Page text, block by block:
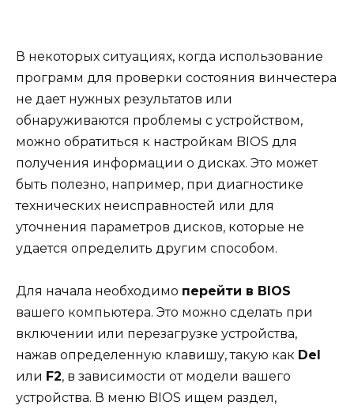
В некоторых ситуациях, когда использование
программ для проверки состояния винчестера
не дает нужных результатов или
обнаруживаются проблемы с устройством,
можно обратиться к настройкам BIOS для
получения информации о дисках. Это может
быть полезно, например, при диагностике
технических неисправностей или для
уточнения параметров дисков, которые не
удается определить другим способом.
Для начала необходимо перейти в BIOS
вашего компьютера. Это можно сделать при
включении или перезагрузке устройства,
нажав определенную клавишу, такую как Del
или F2, в зависимости от модели вашего
устройства. В меню BIOS ищем раздел,